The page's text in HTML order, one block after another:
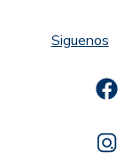
Siguenos